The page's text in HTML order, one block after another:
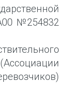
№254832